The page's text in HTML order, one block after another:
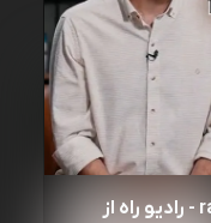
همه چیز درباره پادکست radio rah - رادیو راه از